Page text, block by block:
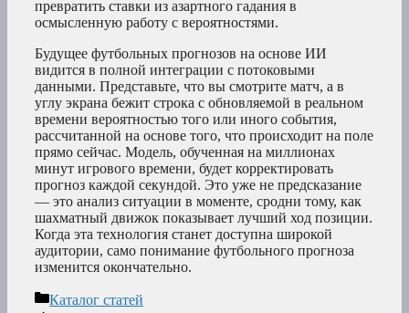
превратить ставки из азартного гадания в
осмысленную работу с вероятностями.
Будущее футбольных прогнозов на основе ИИ
видится в полной интеграции с потоковыми
данными. Представьте, что вы смотрите матч, а в
углу экрана бежит строка с обновляемой в реальном
времени вероятностью того или иного события,
рассчитанной на основе того, что происходит на поле
прямо сейчас. Модель, обученная на миллионах
минут игрового времени, будет корректировать
прогноз каждой секундой. Это уже не предсказание
— это анализ ситуации в моменте, сродни тому, как
шахматный движок показывает лучший ход позиции.
Когда эта технология станет доступна широкой
аудитории, само понимание футбольного прогноза
изменится окончательно.
Рубрики
Каталог статей